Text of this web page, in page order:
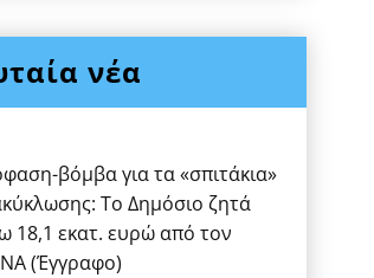
νέα
βόμβα για τα «σπιτάκια»
Το Δημόσιο ζητά
18,1 εκατ. ευρώ από τον
(Έγγραφο)